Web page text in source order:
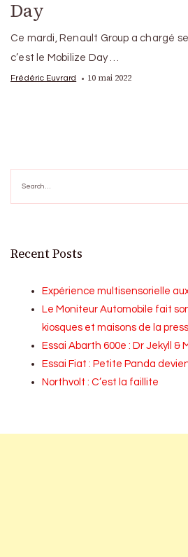
Day
Ce mardi, Renault Group a chargé
c’est le Mobilize Day …
Frédéric Euvrard 10 mai 2022
for:
Recent Posts
Expérience multisensorielle
Le Moniteur Automobile fait
kiosques et maisons de la
Essai Abarth 600e : Dr Jekyll &
Essai Fiat : Petite Panda
Northvolt : C’est la faillite